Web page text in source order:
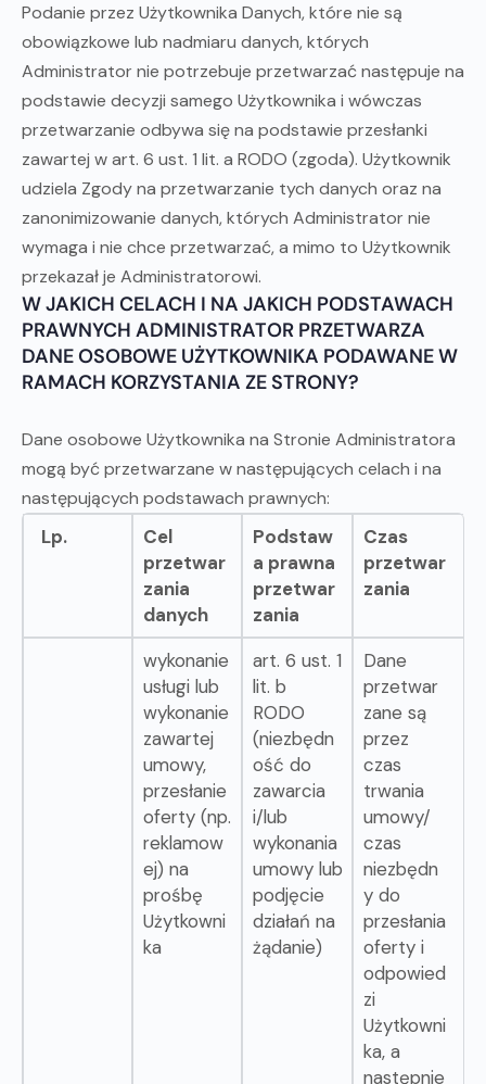
Podanie przez Użytkownika Danych, które nie są
obowiązkowe lub nadmiaru danych, których
Administrator nie potrzebuje przetwarzać następuje na
podstawie decyzji samego Użytkownika i wówczas
przetwarzanie odbywa się na podstawie przesłanki
zawartej w art. 6 ust. 1 lit. a RODO (zgoda). Użytkownik
udziela Zgody na przetwarzanie tych danych oraz na
zanonimizowanie danych, których Administrator nie
wymaga i nie chce przetwarzać, a mimo to Użytkownik
przekazał je Administratorowi.
W JAKICH CELACH I NA JAKICH PODSTAWACH
PRAWNYCH ADMINISTRATOR PRZETWARZA
DANE OSOBOWE UŻYTKOWNIKA PODAWANE W
RAMACH KORZYSTANIA ZE STRONY?
Dane osobowe Użytkownika na Stronie Administratora
mogą być przetwarzane w następujących celach i na
następujących podstawach prawnych:
Lp.
Cel
przetwar
zania
danych
Podstaw
a prawna
przetwar
zania
Czas
przetwar
zania
wykonanie
usługi lub
wykonanie
zawartej
umowy,
przesłanie
oferty (np.
reklamow
ej) na
prośbę
Użytkowni
ka
art. 6 ust. 1
lit. b
RODO
(niezbędn
ość do
zawarcia
i/lub
wykonania
umowy lub
podjęcie
działań na
żądanie)
Dane
przetwar
zane są
przez
czas
trwania
umowy/
czas
niezbędn
y do
przesłania
oferty i
odpowied
zi
Użytkowni
ka, a
następnie